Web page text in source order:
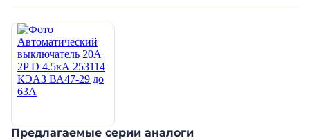
Предлагаемые серии аналоги